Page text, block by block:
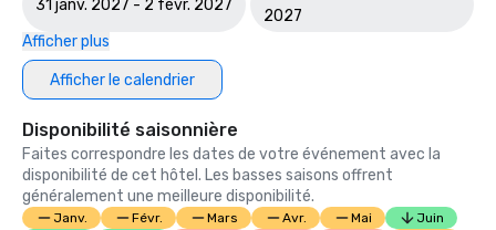
31 janv. 2027 - 2 févr. 2027
2027
Afficher plus
Afficher le calendrier
Disponibilité saisonnière
Faites correspondre les dates de votre événement avec la
disponibilité de cet hôtel. Les basses saisons offrent
généralement une meilleure disponibilité.
Janv. Févr. Mars Avr. Mai
Juin